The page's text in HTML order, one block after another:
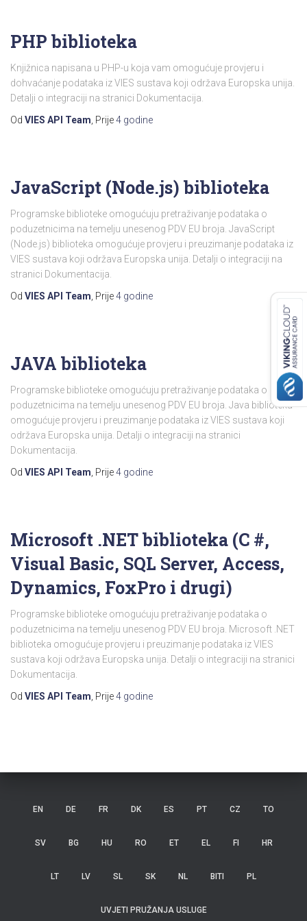
PHP biblioteka
Knjižnica napisana u PHP-u koja vam omogućuje provjeru i
dohvaćanje podataka iz VIES sustava koji održava Europska unija.
Detalji o integraciji na stranici Dokumentacija.
Od VIES API Team , Prije4 godine
JavaScript (Node.js) biblioteka
Programske biblioteke omogućuju pretraživanje podataka o
poduzetnicima na temelju unesenog PDV EU broja. JavaScript
(Node.js) biblioteka omogućuje provjeru i preuzimanje podataka iz
VIES sustava koji održava Europska unija. Detalji o integraciji na
stranici Dokumentacija.
Od VIES API Team , Prije4 godine
JAVA biblioteka
Programske biblioteke omogućuju pretraživanje podataka o
poduzetnicima na temelju unesenog PDV EU broja. Java biblioteka
omogućuje provjeru i preuzimanje podataka iz VIES sustava koji
održava Europska unija. Detalji o integraciji na stranici
Dokumentacija.
Od VIES API Team , Prije4 godine
Microsoft .NET biblioteka (C #,
Visual Basic, SQL Server, Access,
Dynamics, FoxPro i drugi)
Programske biblioteke omogućuju pretraživanje podataka o
poduzetnicima na temelju unesenog PDV EU broja. Microsoft .NET
biblioteka omogućuje provjeru i preuzimanje podataka iz VIES
sustava koji održava Europska unija. Detalji o integraciji na stranici
Dokumentacija.
Od VIES API Team , Prije4 godine
EN DE FR DK ES PT CZ TO
SV BG HU RO ET EL FI HR
LT LV SL SK NL BITI PL
UVJETI PRUŽANJA USLUGE